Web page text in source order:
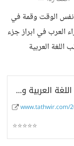
نفس الوقت وقمة في
العرب في ابراز جزء
العربية
عجائب وغرائب اللغة العربية وعجائب الشعر العربي
www.tathwir.com/
⭐⭐⭐⭐⭐